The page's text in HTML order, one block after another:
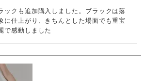
ックも追加購入しました。ブラックは落
に仕上がり、きちんとした場面でも重宝
で感動しました